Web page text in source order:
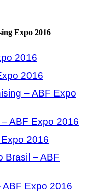
Expo 2016
2016
2016
– ABF Expo
ABF Expo 2016
2016
Brasil – ABF
Expo 2016